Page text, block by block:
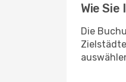
Wie Sie
Die